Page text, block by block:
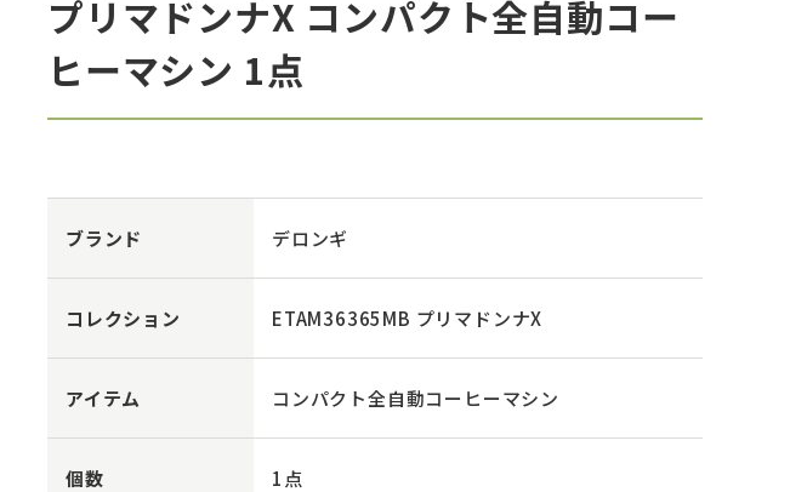
プリマドンナX コンパクト全自動コー
ヒーマシン 1点
ブランド デロンギ
コレクション ETAM36365MB プリマドンナX
アイテム コンパクト全自動コーヒーマシン
個数 1点